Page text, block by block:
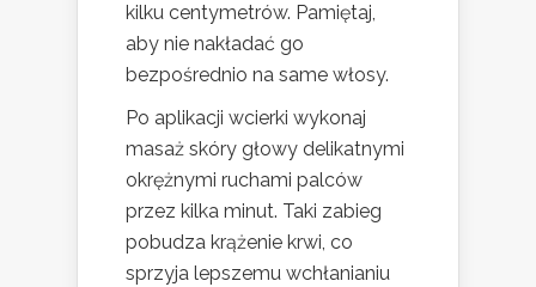
kilku centymetrów. Pamiętaj,
aby nie nakładać go
bezpośrednio na same włosy.
Po aplikacji wcierki wykonaj
masaż skóry głowy delikatnymi
okrężnymi ruchami palców
przez kilka minut. Taki zabieg
pobudza krążenie krwi, co
sprzyja lepszemu wchłanianiu